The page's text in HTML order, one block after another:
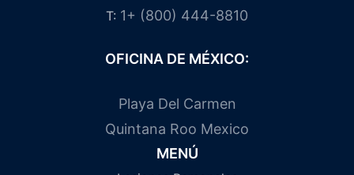
T: 1+ (800) 444-8810
OFICINA DE MÉXICO:
Playa Del Carmen
Quintana Roo Mexico
MENÚ